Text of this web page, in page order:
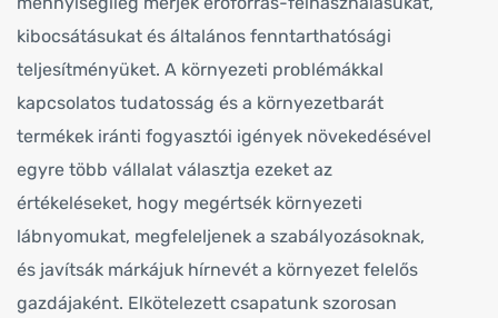
kibocsátásukat és általános fenntarthatósági
teljesítményüket. A környezeti problémákkal
kapcsolatos tudatosság és a környezetbarát
termékek iránti fogyasztói igények növekedésével
egyre több vállalat választja ezeket az
értékeléseket, hogy megértsék környezeti
lábnyomukat, megfeleljenek a szabályozásoknak,
és javítsák márkájuk hírnevét a környezet felelős
gazdájaként. Elkötelezett csapatunk szorosan